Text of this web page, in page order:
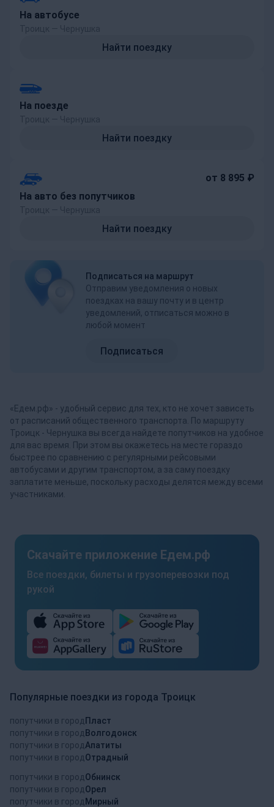
На автобусе
Найти поездку
На поезде
Найти поездку
На авто без попутчиков
от 8 895 ₽
Найти поездку
Подписаться на маршрут
Отправим уведомления о новых
поездках на вашу почту и в центр
уведомлений, отписаться можно в
любой момент
Подписаться
«Едем.рф» - удобный сервис для тех, кто не хочет зависеть
от расписаний общественного транспорта. По маршруту
Троицк - Чернушка вы всегда найдете попутчиков на удобное
для вас время. При этом вы окажетесь на месте гораздо
быстрее по сравнению с регулярными рейсовыми
автобусами и другим транспортом, а за саму поездку
заплатите меньше, поскольку расходы делятся между всеми
участниками.
Скачайте приложение Едем.рф
Все поездки, билеты и грузоперевозки под
рукой
Популярные поездки из города Троицк
попутчики в город Пласт
попутчики в город Волгодонск
попутчики в городАпатиты
попутчики в городОтрадный
попутчики в городОбнинск
попутчики в городОрел
попутчики в город Мирный